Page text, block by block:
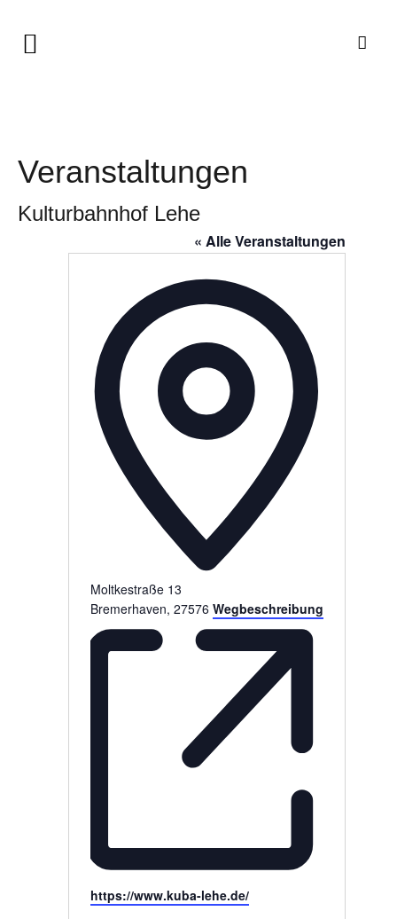
Veranstaltungen
Kulturbahnhof Lehe
« Alle Veranstaltungen
Moltkestraße 13
Bremerhaven, 27576 Wegbeschreibung
Webseite
https://www.kuba-lehe.de/